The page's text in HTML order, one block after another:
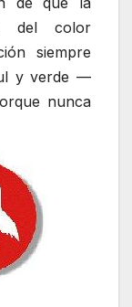
del color
siempre
y verde —
nunca